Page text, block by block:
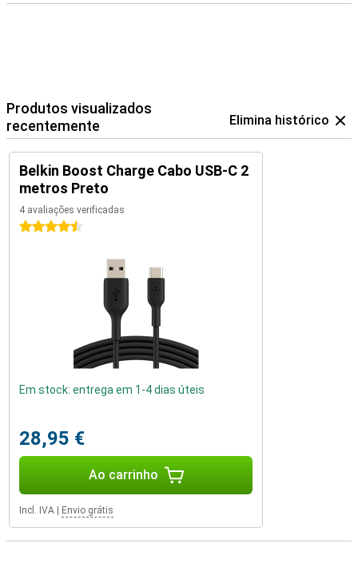
Produtos visualizados
recentemente
Elimina histórico
Belkin Boost Charge Cabo USB-C 2
metros Preto
4 avaliações verificadas
4.5 estrelas
Em stock: entrega em 1-4 dias úteis
28,95 €
Ao carrinho
Incl. IVA Envio grátis